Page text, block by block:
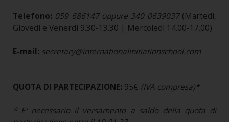
Telefono: 059 686147 oppure 340 0639037(Martedì,
Giovedì e Venerdì 9.30-13.30 | Mercoledì 14.00-17.00)
E-mail: secretary@internationalinitiationschool.com
QUOTA DI PARTECIPAZIONE: 95€ (IVA compresa)*
* E' necessario il versamento a saldo della quota di